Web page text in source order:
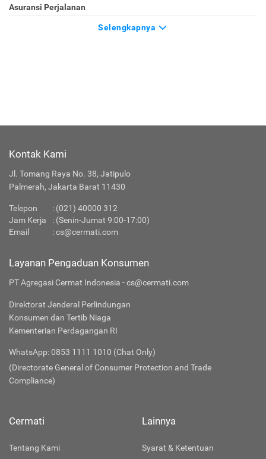
Asuransi Perjalanan
Selengkapnya
Kontak Kami
Jl. Tomang Raya No. 38, Jatipulo
Palmerah, Jakarta Barat 11430
Telepon
: (021) 40000 312
Jam Kerja
: (Senin-Jumat 9:00-17:00)
Email
:cs@cermati.com
Layanan Pengaduan Konsumen
PT Agregasi Cermat Indonesia - cs@cermati.com
Direktorat Jenderal Perlindungan
Konsumen dan Tertib Niaga
Kementerian Perdagangan RI
WhatsApp: 0853 1111 1010 (Chat Only)
(Directorate General of Consumer Protection and Trade
Compliance)
Cermati
Tentang Kami
Lainnya
Syarat & Ketentuan